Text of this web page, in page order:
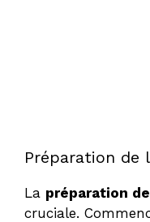
Préparation de
La préparation
cruciale.